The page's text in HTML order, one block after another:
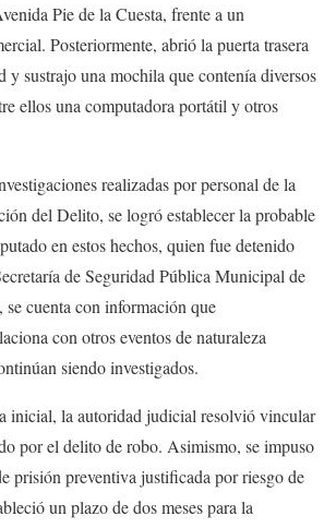
Pie de la Cuesta, frente a un
Posteriormente, abrió la puerta trasera
y sustrajo una mochila que contenía diversos
ellos una computadora portátil y otros
realizadas por personal de la
del Delito, se logró establecer la probable
en estos hechos, quien fue detenido
de Seguridad Pública Municipal de
se cuenta con información que
con otros eventos de naturaleza
siendo investigados.
inicial, la autoridad judicial resolvió vincular
por el delito de robo. Asimismo, se impuso
prisión preventiva justificada por riesgo de
un plazo de dos meses para la